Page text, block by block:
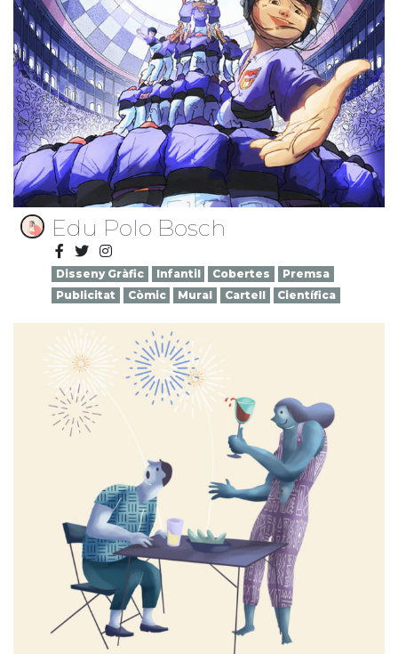
Edu Polo Bosch
Disseny Gràfic Infantil Cobertes
Premsa
Publicitat
Còmic Mural Cartell Científica